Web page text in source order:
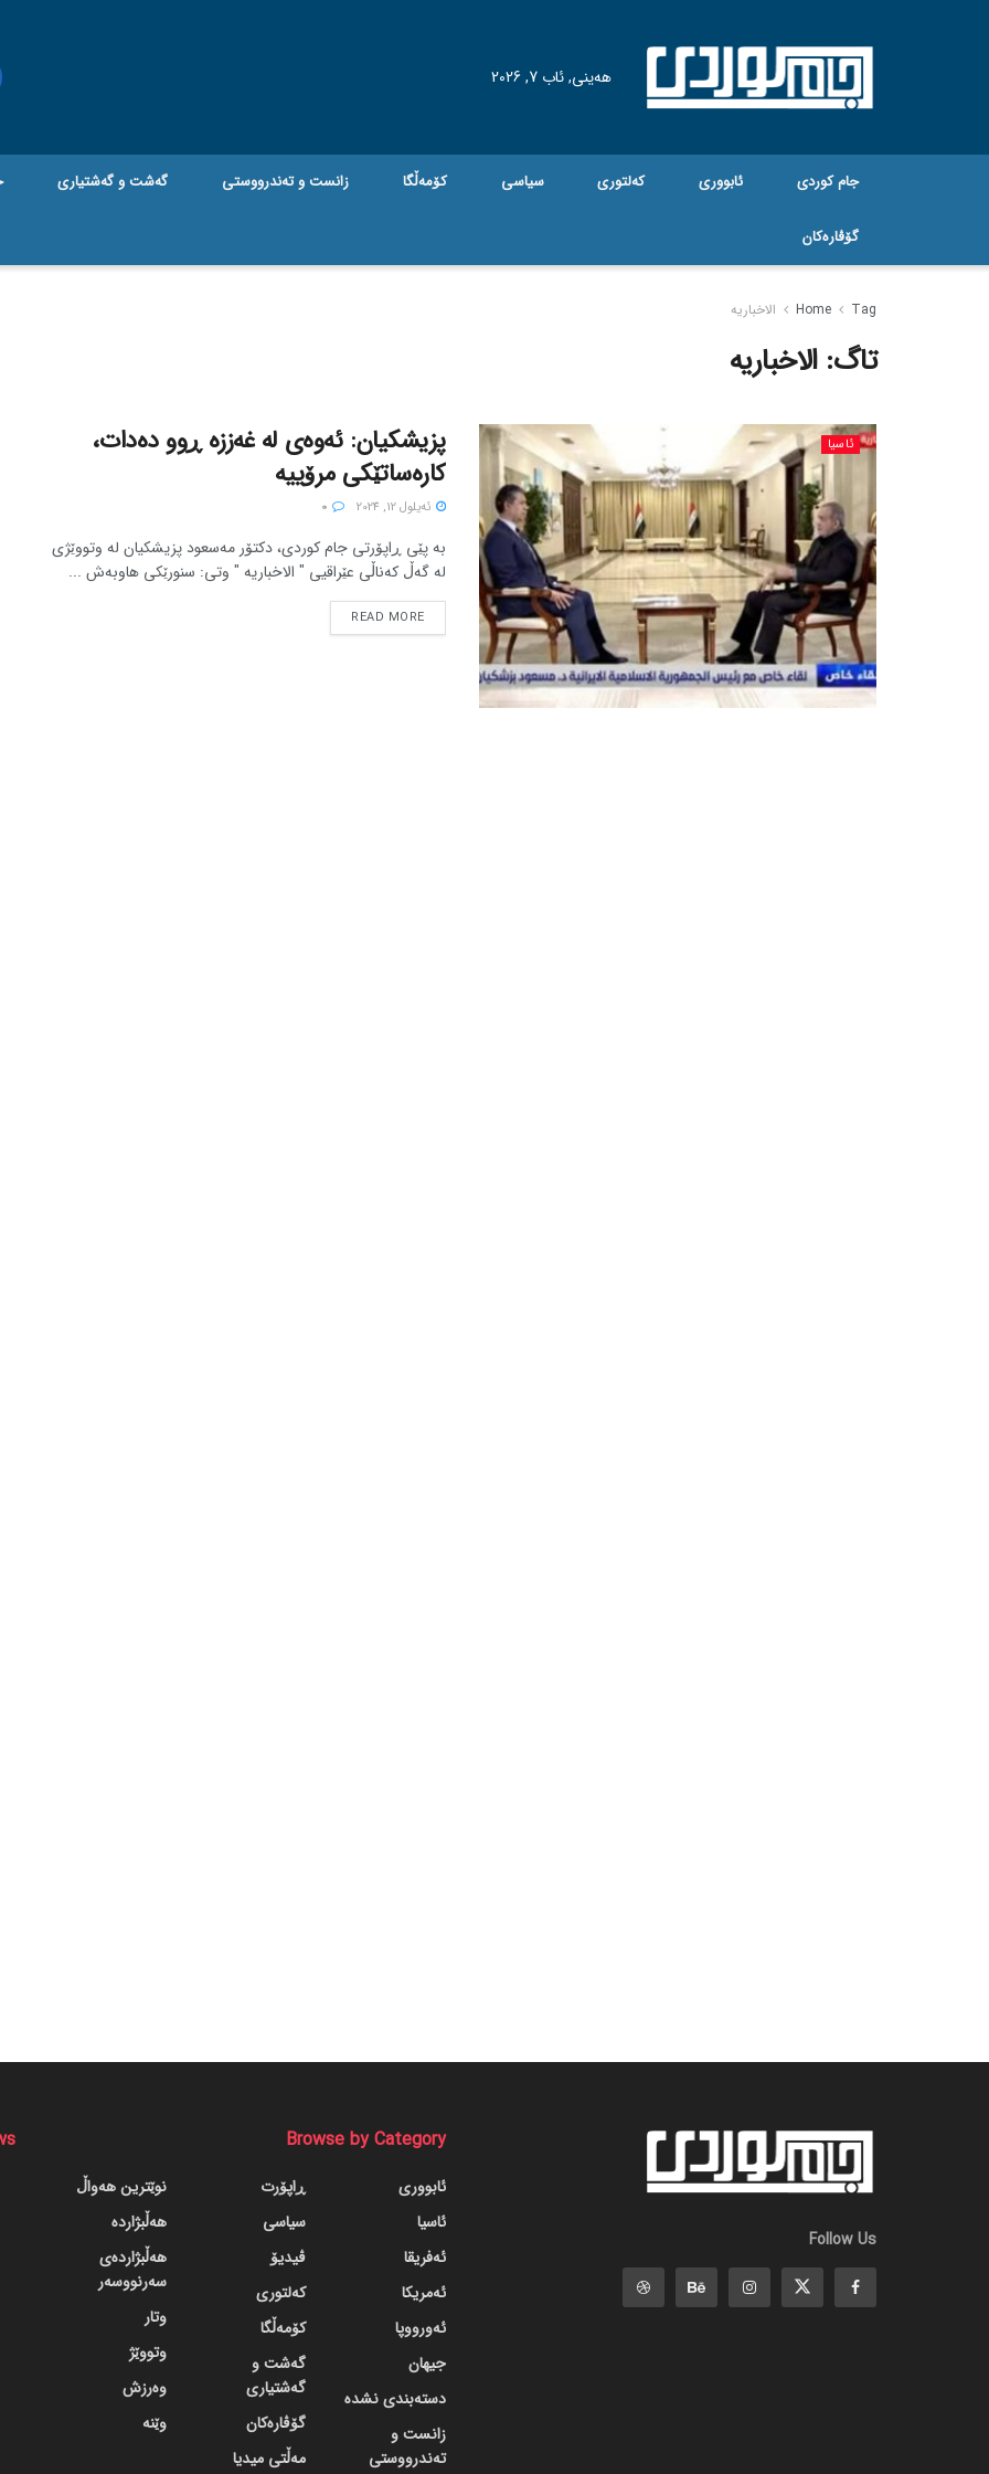
هه‌ینی, ئاب 7, 2026
جام کوردی ئابووری کەلتوری سیاسی کۆمەڵگا زانست و تەندرووستی گه‌شت و گه‌شتیاری
گۆڤاره‌کان
Home Tag الاخباریە
تاگ:الاخباریە
ئاسیا
پزیشکیان: ئەوەی لە غەززە ڕوو دەدات،
کارەساتێکی مرۆییە
ئه‌یلول 12, 2024
بە پێی ڕاپۆرتی جام کوردی، دکتۆر مەسعود پزیشکیان لە وتووێژی
لە گەڵ کەناڵی عێراقیی " الاخباریە " وتی: سنورێکی هاوبەش ...
READ MORE
Follow Us
Browse by Category
ئابووری
ئاسیا
ئەفریقا
ئەمریکا
ئەورووپا
جیهان
دسته‌بندی نشده
زانست و
تەندرووستی
ڕاپۆرت
سیاسی
ڤیدیۆ
کەلتوری
کۆمەڵگا
گه‌شت و
گه‌شتیاری
گۆڤاره‌کان
مەڵتی میدیا
نوێترین هەواڵ
هەڵبژاردە
هەڵبژاردەی
سەرنووسەر
وتار
وتووێژ
وەرزش
وێنە